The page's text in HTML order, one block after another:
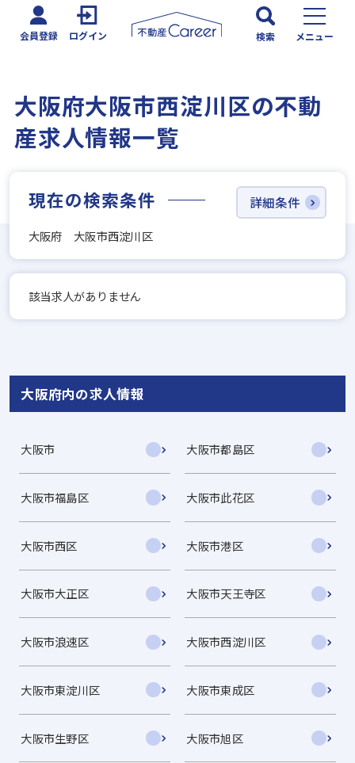
会員登録 ログイン 検索 メニュー
大阪府大阪市西淀川区の不動
産求人情報一覧
現在の検索条件
大阪府 大阪市西淀川区
詳細条件
該当求人がありません
大阪府内の求人情報
大阪市 大阪市都島区
大阪市福島区 大阪市此花区
大阪市西区 大阪市港区
大阪市大正区 大阪市天王寺区
大阪市浪速区 大阪市西淀川区
大阪市東淀川区 大阪市東成区
大阪市生野区 大阪市旭区